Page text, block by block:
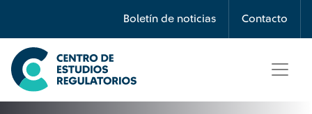
Boletín de noticias Contacto
Búsqueda
Seleccione país